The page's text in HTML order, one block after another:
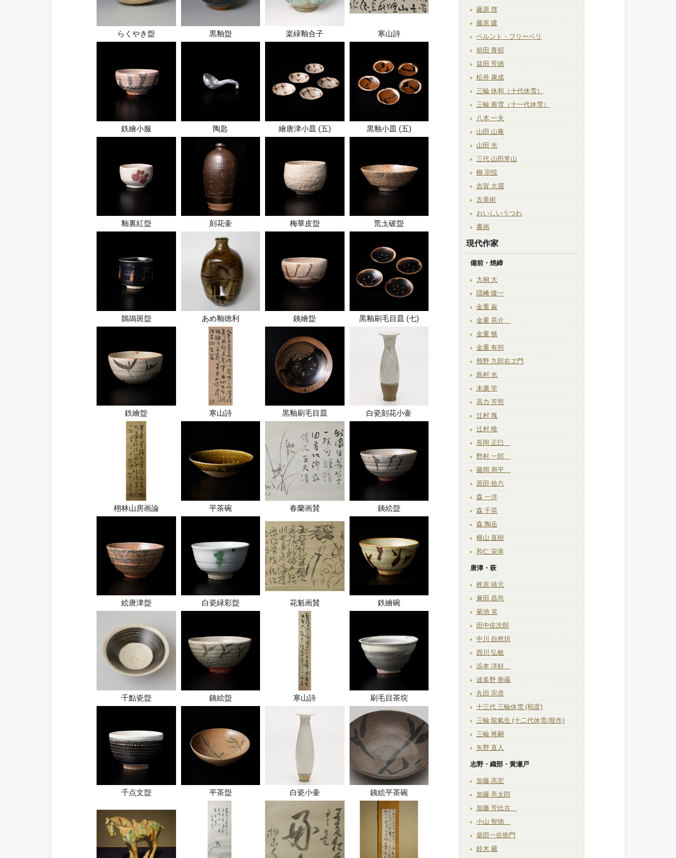
らくやき盌 黒釉盌 楽緑釉合子 寒山詩
鉄繪小服 陶匙 繪唐津小皿 (五) 黒釉小皿 (五)
釉裏紅盌 刻花壷 梅華皮盌 荒圡破盌
鵲鴣斑盌 あめ釉徳利 銕繪盌 黒釉刷毛目皿 (七)
鉄繪盌 寒山詩 黒釉刷毛目皿 白瓷刻花小壷
栩林山房画論 平茶碗 春蘭画賛 銕絵盌
絵唐津盌 白瓷緑彩盌 花魁画賛 鉄繪碗
千點瓷盌 銕絵盌 寒山詩 刷毛目茶垸
千点文盌 平茶盌 白瓷小壷 銕絵平茶碗
藤原 啓
藤原 建
ベルント・フリーベリ
前田 青邨
益田 芳徳
松井 康成
三輪 休和（十代休雪）
三輪 壽雪（十一代休雪）
八木 一夫
山田 山庵
山田 光
三代 山田常山
柳 宗悦
吉賀 大眉
古美術
おいしいうつわ
書画
現代作家
備前・焼締
大桐 大
隠﨑 隆一
金重 巌
金重 晃介
金重 愫
金重 有邦
熊野 九郎右ヱ門
島村 光
末廣 学
高力 芳照
辻村 塊
辻村 唯
長岡 正巳
野村 一郎
藤岡 周平
原田 拾六
森 一洋
森 千晃
森 陶岳
横山 直樹
和仁 栄幸
唐津・萩
梶原 靖元
兼田 昌尚
菊池 克
田中佐次郎
中川 自然坊
西川 弘敏
浜本 洋好
波多野 善蔵
丸田 宗彦
十三代 三輪休雪 (和彦)
三輪 龍氣生 (十二代休雪/龍作)
三輪 将嗣
矢野 直人
志野・織部・黄瀬戸
加藤 高宏
加藤 亮太郎
加藤 芳比古
小山 智徳
柴田一佐衛門
鈴木 藏